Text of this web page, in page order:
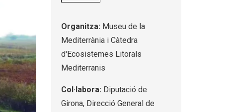
Organitza: Museu de la
Mediterrània i Càtedra
d'Ecosistemes Litorals
Mediterranis
Col·labora: Diputació de
Girona, Direcció General de